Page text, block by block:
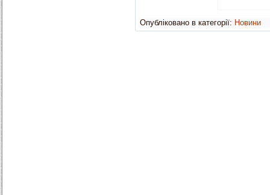
Опубліковано в категорії: Новини